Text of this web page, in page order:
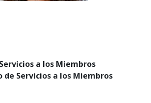
a los Miembros
Servicios a los Miembros